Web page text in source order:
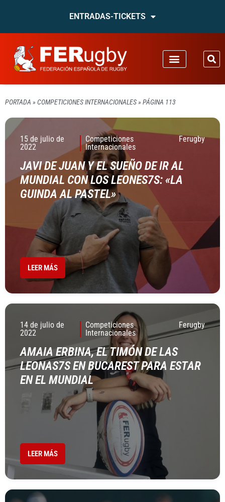
ENTRADAS-TICKETS
PORTADA » COMPETICIONES INTERNACIONALES» PÁGINA 113
15 de julio de
2022
Competiciones
Internacionales
Ferugby
JAVI DE JUAN Y EL SUEÑO DE IR AL
MUNDIAL CON LOS LEONES7S: «LA
GUINDA AL PASTEL»
LEER MÁS
14 de julio de
2022
Competiciones
Internacionales
Ferugby
AMAIA ERBINA, EL TIMÓN DE LAS
LEONAS7S EN BUCAREST PARA ESTAR
EN EL MUNDIAL
LEER MÁS